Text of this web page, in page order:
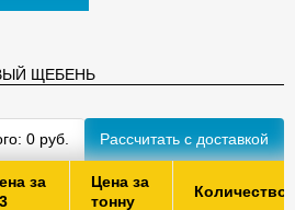
ЩЕБЕНЬ
0 руб.
за
Цена за
тонну
Количество